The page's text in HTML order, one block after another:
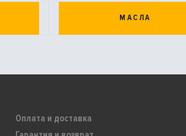
МАСЛА
Оплата и доставка